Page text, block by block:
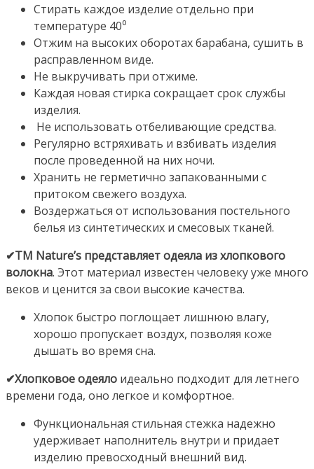
Стирать каждое изделие отдельно при
температуре 40⁰
Отжим на высоких оборотах барабана, сушить в
расправленном виде.
Не выкручивать при отжиме.
Каждая новая стирка сокращает срок службы
изделия.
Не использовать отбеливающие средства.
Регулярно встряхивать и взбивать изделия
после проведенной на них ночи.
Хранить не герметично запакованными с
притоком свежего воздуха.
Воздержаться от использования постельного
белья из синтетических и смесовых тканей.
✔ТМ Nature’s представляет одеяла из хлопкового
волокна. Этот материал известен человеку уже много
веков и ценится за свои высокие качества.
Хлопок быстро поглощает лишнюю влагу,
хорошо пропускает воздух, позволяя коже
дышать во время сна.
✔Хлопковое одеяло идеально подходит для летнего
времени года, оно легкое и комфортное.
Функциональная стильная стежка надежно
удерживает наполнитель внутри и придает
изделию превосходный внешний вид.